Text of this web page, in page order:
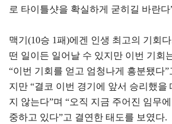
로 타이틀샷을 확실하게 굳히길 바란다
맥기(10승 1패)에겐 인생 최고의 기회
떤 일이든 일어날 수 있지만 이번 기회
“이번 기회를 얻고 엄청나게 흥분됐다
지만 “결코 이번 경기에 앞서 승리했을
지 않는다”며 “오직 지금 주어진 임무
중하고 있다”고 결연한 태도를 보였다.